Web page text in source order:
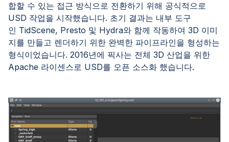
합할 수 있는 접근 방식으로 전환하기 위해 공식적으로
USD 작업을 시작했습니다. 초기 결과는 내부 도구
인 TidScene, Presto 및 Hydra와 함께 작동하여 3D 이미
지를 만들고 렌더하기 위한 완벽한 파이프라인을 형성하는
형식이었습니다. 2016년에 픽사는 전체 3D 산업을 위한
Apache 라이센스로 USD를 오픈 소스화 했습니다.